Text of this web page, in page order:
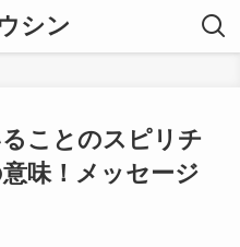
シン
ことのスピリチ
味！メッセージ